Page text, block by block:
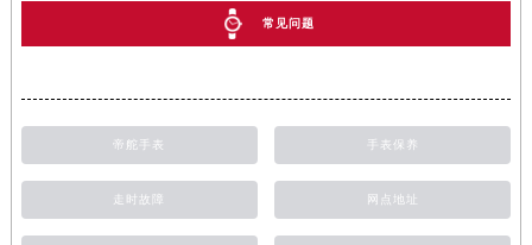
常见问题
帝舵手表 手表保养
走时故障 网点地址